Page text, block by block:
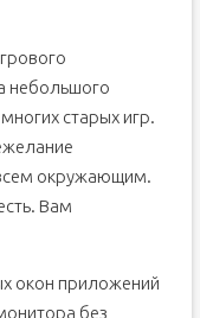
небольшого
старых игр.
окружающим.
Вам
окон приложений
без